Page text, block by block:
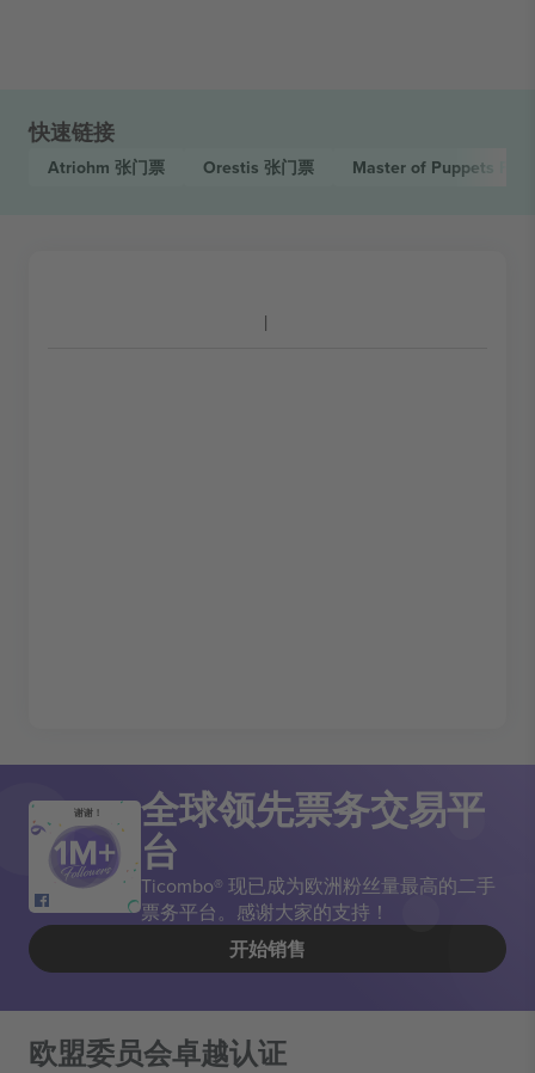
快速链接
Atriohm 张门票 Orestis 张门票 Master of Puppets
谢谢！ 全球领先票务交易平
台
Ticombo® 现已成为欧洲粉丝量最高的二手
票务平台。感谢大家的支持！
开始销售
欧盟委员会卓越认证